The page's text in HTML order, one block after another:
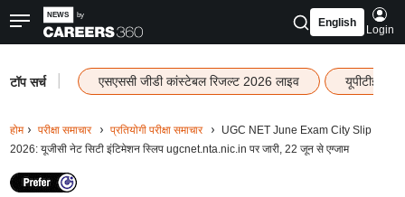
English
Login
टॉप सर्च एसएससी जीडी कांस्टेबल रिजल्ट 2026 लाइव यूपीटीईटी
होम परीक्षा समाचार प्रतियोगी परीक्षा समाचार
UGC NET June Exam City Slip
2026: यूजीसी नेट सिटी इंटिमेशन स्लिप ugcnet.nta.nic.in पर जारी, 22 जून से एग्जाम